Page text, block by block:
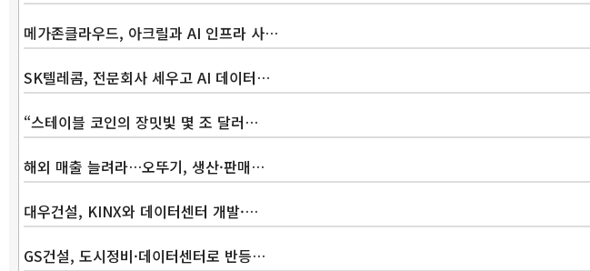
메가존클라우드, 아크릴과 AI 인프라 사…
SK텔레콤, 전문회사 세우고 AI 데이터…
“스테이블 코인의 장밋빛 몇 조 달러…
해외 매출 늘려라…오뚜기, 생산·판매…
대우건설, KINX와 데이터센터 개발·…
GS건설, 도시정비·데이터센터로 반등…